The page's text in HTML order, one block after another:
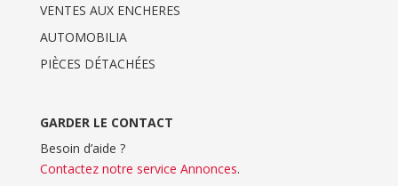
VENTES AUX ENCHERES
AUTOMOBILIA
PIÈCES DÉTACHÉES
GARDER LE CONTACT
Besoin d’aide ?
Contactez notre service Annonces.